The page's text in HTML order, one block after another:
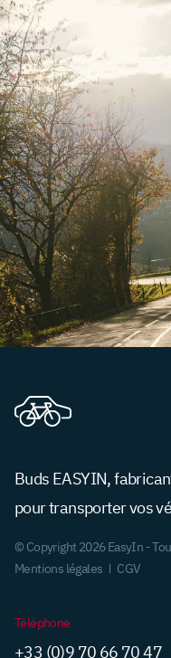
Buds EASYIN,
pour transporter vos
© Copyright 2026 EasyIn -
Mentions légales
CGV
Téléphone
+33 (0)9 70 66 70 47